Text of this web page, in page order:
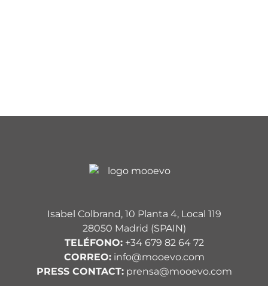
Isabel Colbrand, 10 Planta 4, Local 119
28050 Madrid (SPAIN)
TELÉFONO:+34 679 82 64 72
CORREO:info@mooevo.com
PRESS CONTACT:prensa@mooevo.com